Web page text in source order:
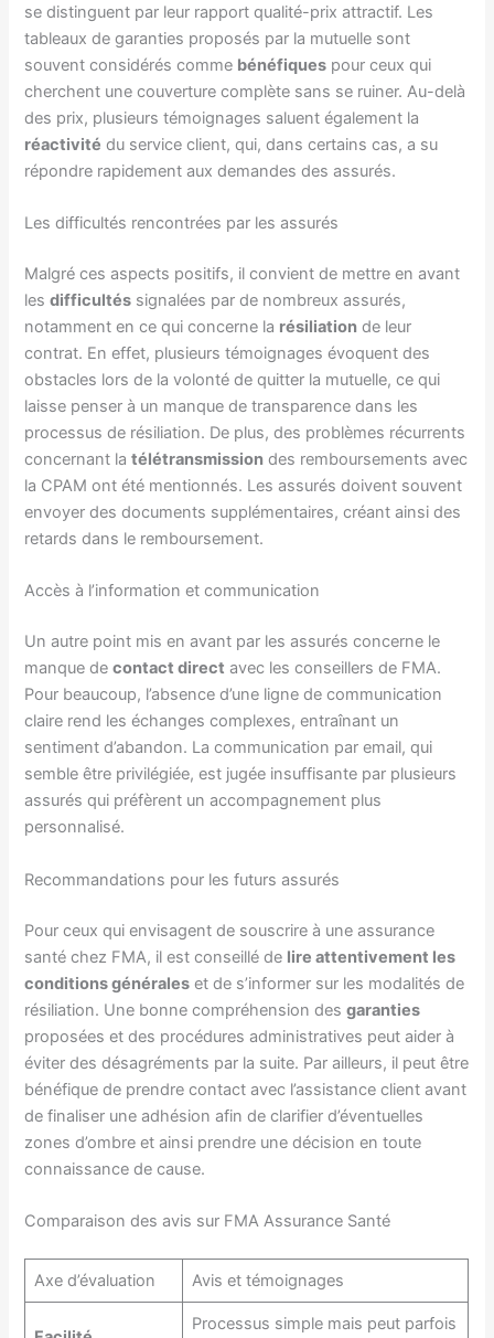
se distinguent par leur rapport qualité-prix attractif. Les
tableaux de garanties proposés par la mutuelle sont
souvent considérés comme bénéfiques pour ceux qui
cherchent une couverture complète sans se ruiner. Au-delà
des prix, plusieurs témoignages saluent également la
réactivité du service client, qui, dans certains cas, a su
répondre rapidement aux demandes des assurés.
Les difficultés rencontrées par les assurés
Malgré ces aspects positifs, il convient de mettre en avant
lesdifficultés signalées par de nombreux assurés,
notamment en ce qui concerne la résiliation de leur
contrat. En effet, plusieurs témoignages évoquent des
obstacles lors de la volonté de quitter la mutuelle, ce qui
laisse penser à un manque de transparence dans les
processus de résiliation. De plus, des problèmes récurrents
concernant latélétransmission des remboursements avec
la CPAM ont été mentionnés. Les assurés doivent souvent
envoyer des documents supplémentaires, créant ainsi des
retards dans le remboursement.
Accès à l’information et communication
Un autre point mis en avant par les assurés concerne le
manque decontact direct avec les conseillers de FMA.
Pour beaucoup, l’absence d’une ligne de communication
claire rend les échanges complexes, entraînant un
sentiment d’abandon. La communication par email, qui
semble être privilégiée, est jugée insuffisante par plusieurs
assurés qui préfèrent un accompagnement plus
personnalisé.
Recommandations pour les futurs assurés
Pour ceux qui envisagent de souscrire à une assurance
santé chez FMA, il est conseillé de lire attentivement les
conditions générales et de s’informer sur les modalités de
résiliation. Une bonne compréhension desgaranties
proposées et des procédures administratives peut aider à
éviter des désagréments par la suite. Par ailleurs, il peut être
bénéfique de prendre contact avec l’assistance client avant
de finaliser une adhésion afin de clarifier d’éventuelles
zones d’ombre et ainsi prendre une décision en toute
connaissance de cause.
Comparaison des avis sur FMA Assurance Santé
Axe d’évaluation Avis et témoignages
Processus simple mais peut parfois